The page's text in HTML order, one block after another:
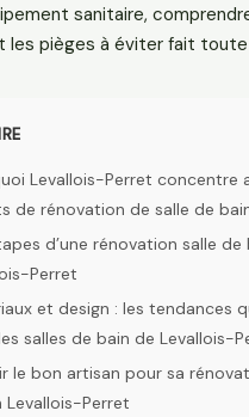
sanitaire,
les pièges à éviter fait
Levallois-Perret concentre
de rénovation de salle de
d’une rénovation salle de
Perret
et design : les tendances
salles de bain de Levallois-
le bon artisan pour sa
Levallois-Perret